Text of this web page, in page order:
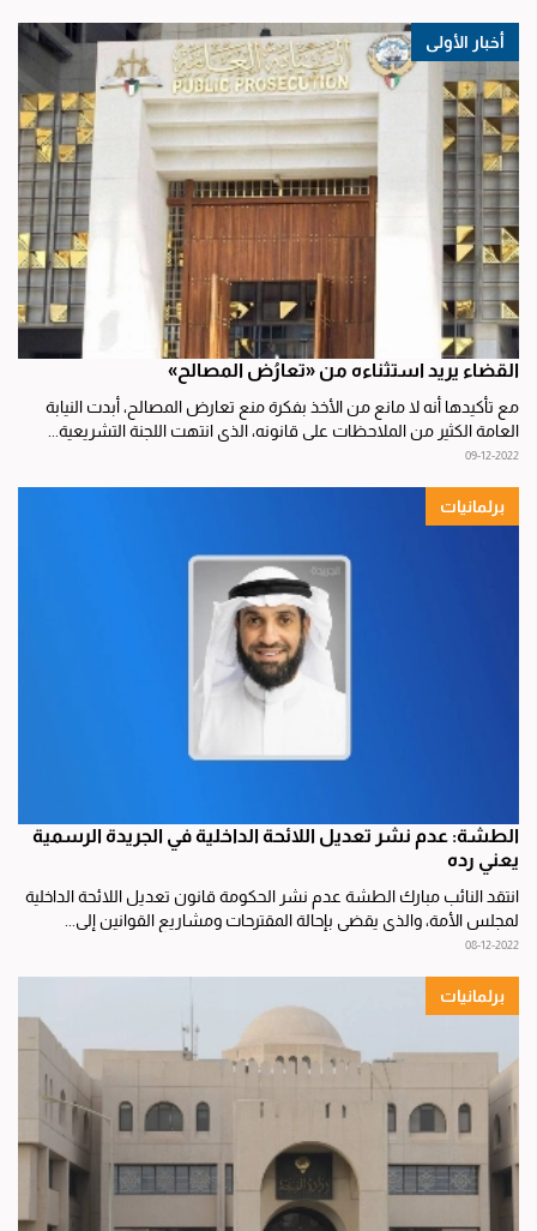
أخبار الأولى
القضاء يريد استثناءه من «تعارُض المصالح»
مع تأكيدها أنه لا مانع من الأخذ بفكرة منع تعارض المصالح، أبدت النيابة
العامة الكثير من الملاحظات على قانونه، الذي انتهت اللجنة التشريعية...
09-12-2022
برلمانيات
الطشة: عدم نشر تعديل اللائحة الداخلية في الجريدة الرسمية
يعني رده
انتقد النائب مبارك الطشة عدم نشر الحكومة قانون تعديل اللائحة الداخلية
لمجلس الأمة، والذي يقضي بإحالة المقترحات ومشاريع القوانين إلى...
08-12-2022
برلمانيات